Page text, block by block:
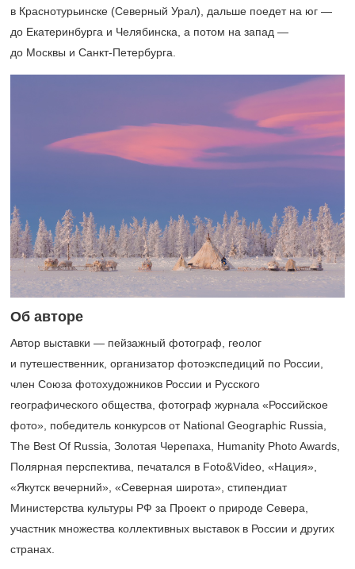
в Краснотурьинске (Северный Урал), дальше поедет на юг —
до Екатеринбурга и Челябинска, а потом на запад —
до Москвы и Санкт-Петербурга.
Об авторе
Автор выставки — пейзажный фотограф, геолог
и путешественник, организатор фотоэкспедиций по России,
член Союза фотохудожников России и Русского
географического общества, фотограф журнала «Российское
фото», победитель конкурсов от National Geographic Russia,
The Best Of Russia, Золотая Черепаха, Humanity Photo Awards,
Полярная перспектива, печатался в Foto&Video, «Нация»,
«Якутск вечерний», «Северная широта», стипендиат
Министерства культуры РФ за Проект о природе Севера,
участник множества коллективных выставок в России и других
странах.